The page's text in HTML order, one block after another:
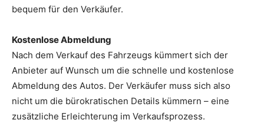
bequem für den Verkäufer.
Kostenlose Abmeldung
Nach dem Verkauf des Fahrzeugs kümmert sich der
Anbieter auf Wunsch um die schnelle und kostenlose
Abmeldung des Autos. Der Verkäufer muss sich also
nicht um die bürokratischen Details kümmern – eine
zusätzliche Erleichterung im Verkaufsprozess.